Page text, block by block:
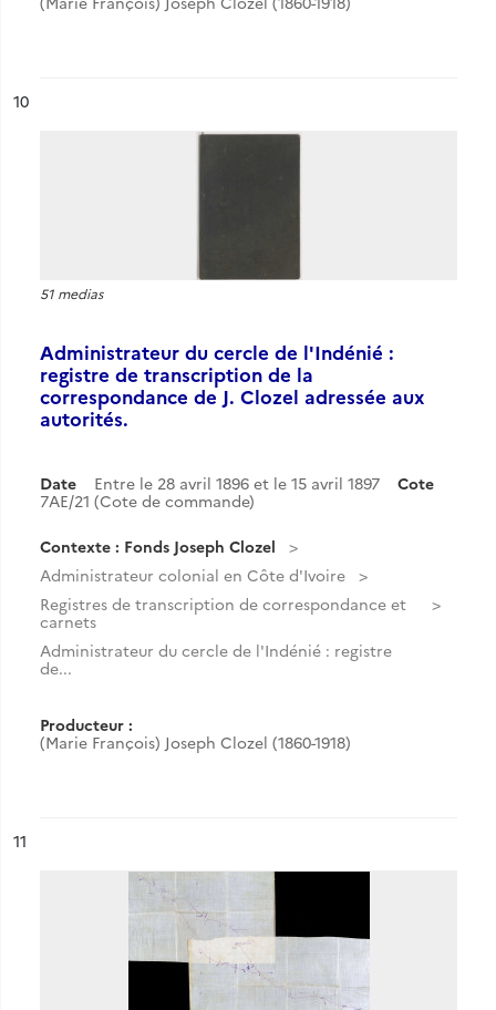
n°
10
51 medias
Administrateur du cercle de l'Indénié :
registre de transcription de la
correspondance de J. Clozel adressée aux
autorités.
Date Entre le 28 avril 1896 et le 15 avril 1897
Cote
7AE/21 (Cote de commande)
Contexte : Fonds Joseph Clozel
Administrateur colonial en Côte d'Ivoire
Registres de transcription de correspondance et
carnets
Administrateur du cercle de l'Indénié : registre
de...
Producteur :
(Marie François) Joseph Clozel (1860-1918)
n°
11